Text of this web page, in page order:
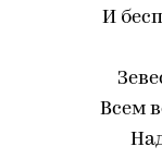
И
Всем